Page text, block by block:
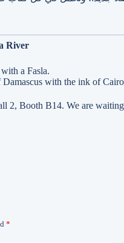
River
a Fasla.
with the ink of
2, Booth B14. We are
*